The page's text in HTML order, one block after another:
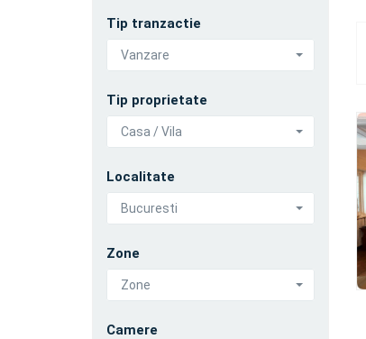
Tip tranzactie
Vanzare
Tip proprietate
Casa / Vila
Localitate
Bucuresti
Zone
Zone
Camere